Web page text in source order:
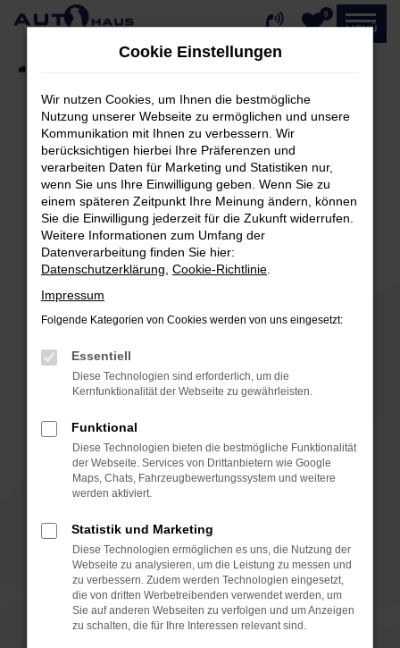
Zum
0
MENÜ
Fehler: Network Error
Beim Laden ist ein Fehler aufgetreten.
Hier sind ein paar Tipps, die dir helfen können:
Überprüfe deine Firewall und deine
Internetverbindung.
Laden andere Webseiten, zum Beispiel deine
Suchmaschine?
Prüfe deine Browsererweiterungen.
können das Laden bestimmter Seiten
verhindern. Funktioniert die Seite in einem
anderen Browser oder in einem privaten
Fenster?
Starte dein Gerät neu.
Das kann manchmal helfen, vorübergehende
Probleme zu beheben.
Betriebssystem auf dem neuesten Stand
sind.
Veraltete Software birgt nicht nur ein
Sicherheitsrisiko, sondern kann auch dazu
führen, dass bestimmte Funktionen nicht mehr
unterstützt werden.
Cookie Einstellungen
Wir nutzen Cookies, um Ihnen die bestmögliche
Nutzung unserer Webseite zu ermöglichen und unsere
Kommunikation mit Ihnen zu verbessern. Wir
berücksichtigen hierbei Ihre Präferenzen und
verarbeiten Daten für Marketing und Statistiken nur,
wenn Sie uns Ihre Einwilligung geben. Wenn Sie zu
einem späteren Zeitpunkt Ihre Meinung ändern, können
Sie die Einwilligung jederzeit für die Zukunft widerrufen.
Weitere Informationen zum Umfang der
Datenverarbeitung finden Sie hier:
Datenschutzerklärung Cookie-Richtlinie
Impressum
Folgende Kategorien von Cookies werden von uns eingesetzt:
Essentiell
Diese Technologien sind erforderlich, um die
Kernfunktionalität der Webseite zu gewährleisten.
Funktional
Diese Technologien bieten die bestmögliche Funktionalität
der Webseite. Services von Drittanbietern wie Google
Maps, Chats, Fahrzeugbewertungssystem und weitere
werden aktiviert.
Statistik und Marketing
Diese Technologien ermöglichen es uns, die Nutzung der
Webseite zu analysieren, um die Leistung zu messen und
zu verbessern. Zudem werden Technologien eingesetzt,
die von dritten Werbetreibenden verwendet werden, um
Sie auf anderen Webseiten zu verfolgen und um Anzeigen
zu schalten, die für Ihre Interessen relevant sind.